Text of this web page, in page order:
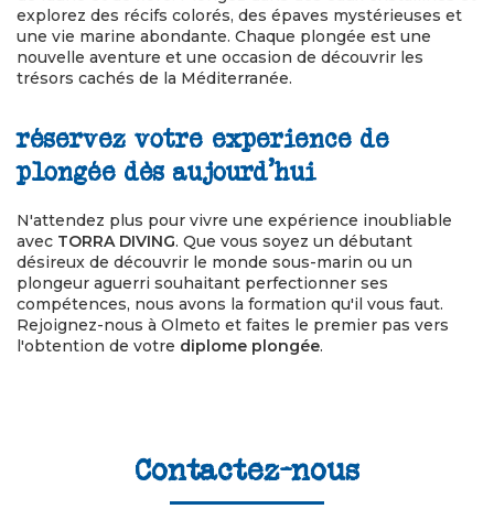
explorez des récifs colorés, des épaves mystérieuses et
une vie marine abondante. Chaque plongée est une
nouvelle aventure et une occasion de découvrir les
trésors cachés de la Méditerranée.
réservez votre experience de
plongée dès aujourd'hui
N'attendez plus pour vivre une expérience inoubliable
avec TORRA DIVING. Que vous soyez un débutant
désireux de découvrir le monde sous-marin ou un
plongeur aguerri souhaitant perfectionner ses
compétences, nous avons la formation qu'il vous faut.
Rejoignez-nous à Olmeto et faites le premier pas vers
l'obtention de votre diplome plongée.
Contactez-nous